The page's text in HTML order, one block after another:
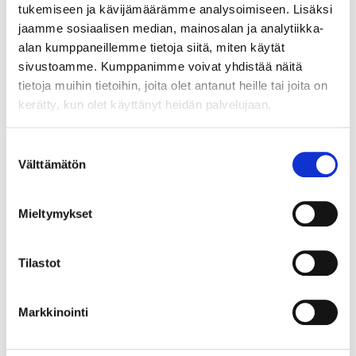
tukemiseen ja kävijämäärämme analysoimiseen. Lisäksi
jaamme sosiaalisen median, mainosalan ja analytiikka-
alan kumppaneillemme tietoja siitä, miten käytät
sivustoamme. Kumppanimme voivat yhdistää näitä
tietoja muihin tietoihin, joita olet antanut heille tai joita on
kerätty, kun olet käyttänyt heidän palvelujaan.
valinta
Välttämätön
Mieltymykset
Tilastot
Markkinointi
STALA WASH-2 LÄVIKKÖ RST 395X110X20MM *T